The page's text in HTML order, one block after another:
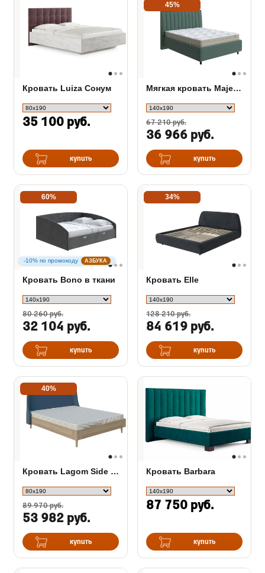
Кровать Luiza Сонум
35 100 руб.
купить
45%
Мягкая кровать Majesty
67 210 руб.
36 966 руб.
купить
-10% по промокоду АЗБУКА
60%
Кровать Bono в ткани
80 260 руб.
32 104 руб.
купить
34%
Кровать Elle
128 210 руб.
84 619 руб.
купить
40%
Кровать Lagom Side Wood
89 970 руб.
53 982 руб.
купить
Кровать Barbara
87 750 руб.
купить